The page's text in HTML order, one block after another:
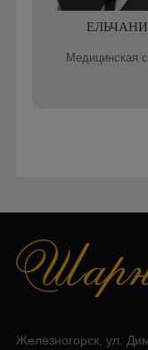
Медицинская
Железногорск, ул.